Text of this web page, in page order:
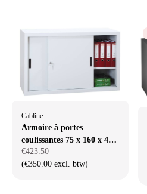
Cabline
Armoire à portes
coulissantes 75 x 160 x 45
cm
€423.50
(€350.00 excl. btw)